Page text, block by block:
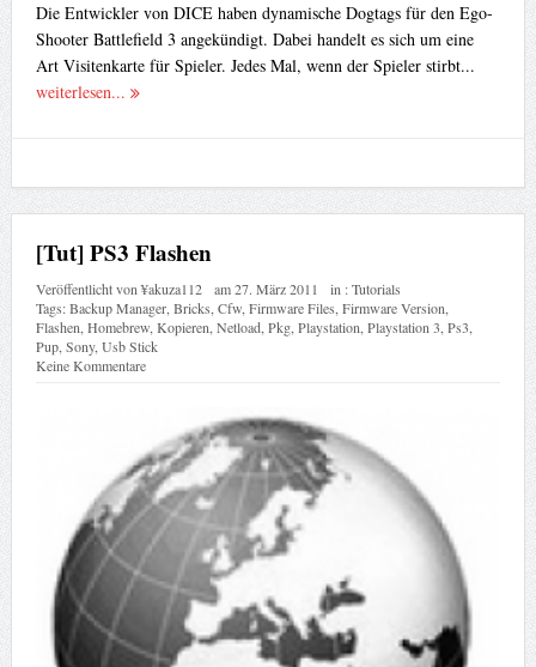
Die Entwickler von DICE haben dynamische Dogtags für den Ego-
Shooter Battlefield 3 angekündigt. Dabei handelt es sich um eine
Art Visitenkarte für Spieler. Jedes Mal, wenn der Spieler stirbt...
weiterlesen...
[Tut] PS3 Flashen
Veröffentlicht von¥akuza112 am27. März 2011 in :Tutorials
Tags:Backup Manager, Bricks Cfw, Firmware Files Firmware Version
Flashen Homebrew, Kopieren Netload, Pkg, Playstation Playstation 3 Ps3
Pup, Sony, Usb Stick
Keine Kommentare